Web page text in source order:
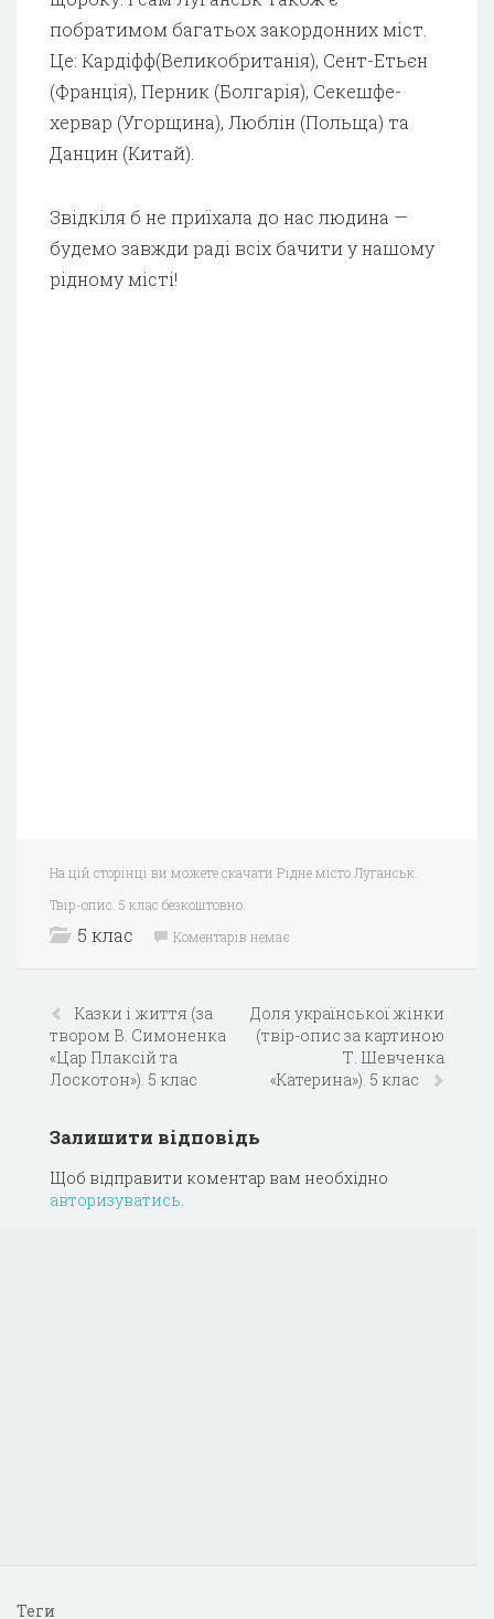
побратимом багатьох закордонних міст.
Це: Кардіфф(Великобританія), Сент-Етьєн
(Франція), Перник (Болгарія), Секешфе-
хервар (Угорщина), Люблін (Польща) та
Данцин (Китай).
Звідкіля б не приїхала до нас людина —
будемо завжди раді всіх бачити у нашому
рідному місті!
На цій сторінці ви можете скачати Рідне місто Луганськ.
Твір-опис. 5 клас безкоштовно.
5 клас Коментарів немає
Казки і життя (за
твором В. Симоненка
«Цар Плаксій та
Лоскотон»). 5 клас
Доля української жінки
(твір-опис за картиною
Т. Шевченка
«Катерина»). 5 клас
Залишити відповідь
Щоб відправити коментар вам необхідно
авторизуватись.
Теги